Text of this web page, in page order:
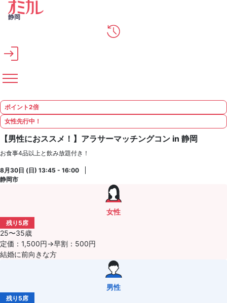
メインコンテンツへスキップ
静岡
ポイント2倍
女性先行中！
【男性におススメ！】アラサーマッチングコン in 静岡
お食事4品以上と飲み放題付き！
8月30日 (日) 13:45 - 16:00
静岡市
女性
残り5席
25〜35歳
定価：1,500円→早割：500円
結婚に前向きな方
男性
残り5席